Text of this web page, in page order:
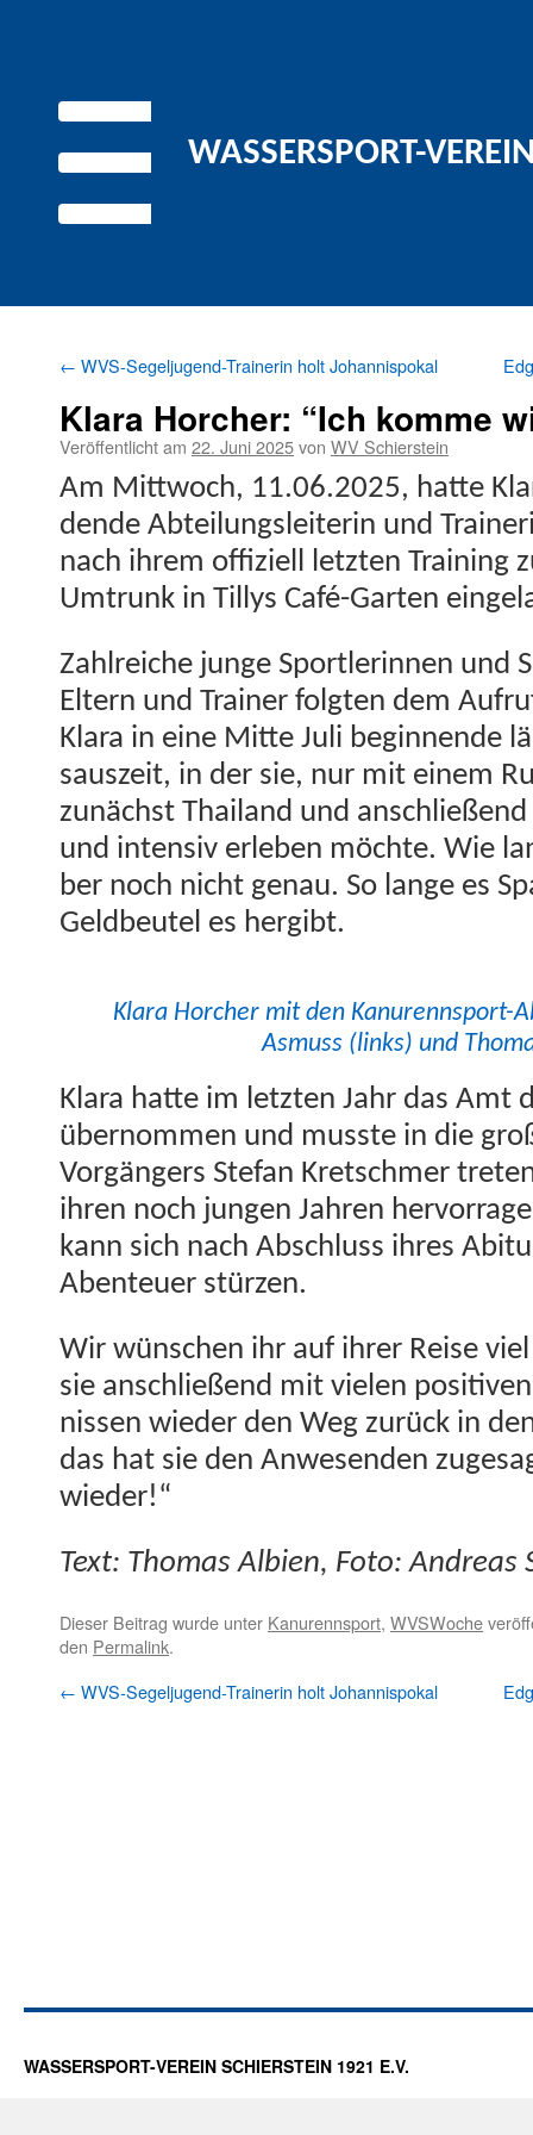
WASSERSPORT-
← WVS-Segeljugend-Trainerin holt Johannispokal
Klara Horcher: “Ich komme
Veröffentlicht am 22. Juni 2025von WV Schierstein
Am Mittwoch, 11.06.2025, hat­te
dende Abteilungslei­t­erin und
nach ihrem offiziell let­zten Train­ing
Umtrunk in Tillys Café-Garten
Zahlre­iche junge Sport­lerin­nen und
Eltern und Train­er fol­gten dem
Klara in eine Mitte Juli begin­nende
sauszeit, in der sie, nur mit einem
zunächst Thai­land und
und inten­siv erleben möchte. Wie
ber noch nicht genau. So lange es
Geld­beu­tel es hergibt.
Klara Horcher mit den Kanurennsport-
Asmuss (links) und
Klara hat­te im let­zten Jahr das Amt
über­nom­men und musste in die
Vorgängers Ste­fan Kretschmer
ihren noch jun­gen Jahren
kann sich nach Abschluss ihres
Aben­teuer stürzen.
Wir wün­schen ihr auf ihrer Reise
sie anschließend mit vie­len
nis­sen wieder den Weg zurück in
das hat sie den Anwe­senden
wieder!“
Text: Thomas Albi­en, Foto: Andreas
Dieser Beitrag wurde unter Kanurennsport, WVSWoche
den Permalink.
← WVS-Segeljugend-Trainerin holt Johannispokal
WASSERSPORT-VEREIN SCHIERSTEIN 1921 E.V.